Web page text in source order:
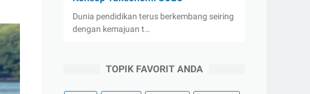
Dunia pendidikan terus berkembang seiring
dengan kemajuan t…
TOPIK FAVORIT ANDA